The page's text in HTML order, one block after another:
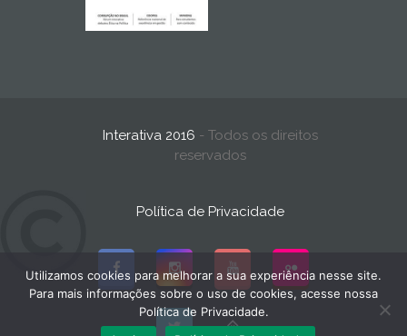
Interativa 2016 - Todos os direitos
reservados
Política de Privacidade
Utilizamos cookies para melhorar a sua experiência nesse site.
Para mais informações sobre o uso de cookies, acesse nossa
Política de Privacidade.